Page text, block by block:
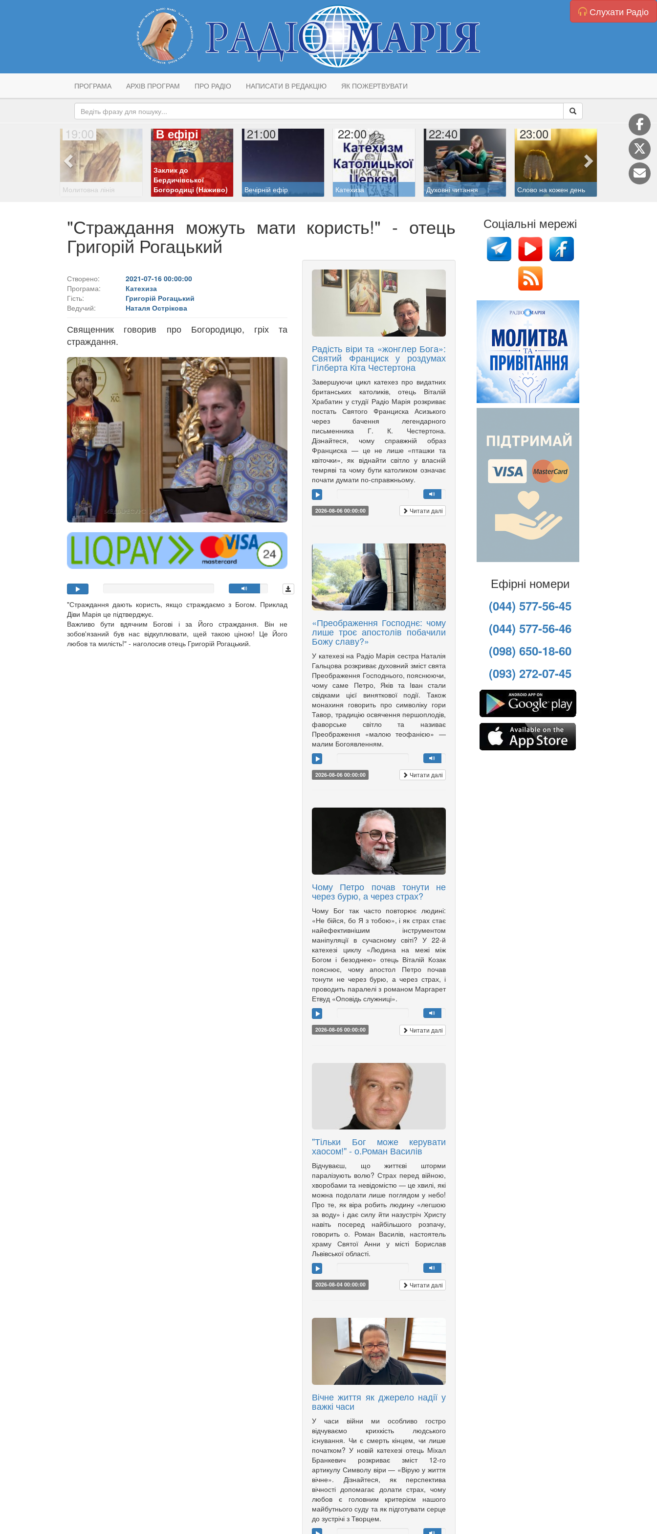
Слухати Радіо
ПРОГРАМА АРХІВ ПРОГРАМ ПРО РАДІО НАПИСАТИ В РЕДАКЦІЮ ЯК ПОЖЕРТВУВАТИ
19:00
Молитовна лінія
В ефірі
Заклик до
Бердичівської
Богородиці (Наживо)
21:00
Вечірній ефір
22:00
Катехиза
22:40
Духовні читання
23:00
Слово на кожен день
23:45
Літургія годин
"Страждання можуть мати користь!" - отець
Григорій Рогацький
Створено:
2021-07-16 00:00:00
Програма:
Катехиза
Гість:
Григорій Рогацький
Ведучий:
Наталя Острікова
Священник говорив про Богородицю, гріх та
страждання.
"Страждання дають користь, якщо страждаємо з Богом. Приклад
Діви Марія це підтверджує.
Важливо бути вдячним Богові і за Його страждання. Він не
зобов'язаний був нас відкуплювати, щей такою ціною! Це Його
любов та милість!" - наголосив отець Григорій Рогацький.
Радість віри та «жонглер Бога»:
Святий Франциск у роздумах
Гілберта Кіта Честертона
Завершуючи цикл катехез про видатних
британських католиків, отець Віталій
Храбатин у студії Радіо Марія розкриває
постать Святого Франциска Асизького
через бачення легендарного
письменника Г. К. Честертона.
Дізнайтеся, чому справжній образ
Франциска — це не лише «пташки та
квіточки», як віднайти світло у власній
темряві та чому бути католиком означає
почати думати по-справжньому.
2026-08-06 00:00:00 Читати далі
«Преображення Господнє: чому
лише троє апостолів побачили
Божу славу?»
У катехезі на Радіо Марія сестра Наталія
Гальцова розкриває духовний зміст свята
Преображення Господнього, пояснюючи,
чому саме Петро, Яків та Іван стали
свідками цієї виняткової події. Також
монахиня говорить про символіку гори
Тавор, традицію освячення першоплодів,
фаворське світло та називає
Преображення «малою теофанією» —
малим Богоявленням.
2026-08-06 00:00:00 Читати далі
Чому Петро почав тонути не
через бурю, а через страх?
Чому Бог так часто повторює людині:
«Не бійся, бо Я з тобою», і як страх стає
найефективнішим інструментом
маніпуляції в сучасному світі? У 22-й
катехезі циклу «Людина на межі між
Богом і безоднею» отець Віталій Козак
пояснює, чому апостол Петро почав
тонути не через бурю, а через страх, і
проводить паралелі з романом Маргарет
Етвуд «Оповідь служниці».
2026-08-05 00:00:00 Читати далі
"Тільки Бог може керувати
хаосом!" - о.Роман Василів
Відчуваєш, що життєві шторми
паралізують волю? Страх перед війною,
хворобами та невідомістю — це хвилі, які
можна подолати лише поглядом у небо!
Про те, як віра робить людину «легшою
за воду» і дає силу йти назустріч Христу
навіть посеред найбільшого розпачу,
говорить о. Роман Василів, настоятель
храму Святої Анни у місті Борислав
Львівської області.
2026-08-04 00:00:00 Читати далі
Вічне життя як джерело надії у
важкі часи
У часи війни ми особливо гостро
відчуваємо крихкість людського
існування. Чи є смерть кінцем, чи лише
початком? У новій катехезі отець Міхал
Бранкевич розкриває зміст 12-го
артикулу Символу віри — «Вірую у життя
вічне». Дізнайтеся, як перспектива
вічності допомагає долати страх, чому
любов є головним критерієм нашого
майбутнього суду та як підготувати серце
до зустрічі з Творцем.
Соціальні мережі
Ефірні номери
(044) 577-56-45
(044) 577-56-46
(098) 650-18-60
(093) 272-07-45